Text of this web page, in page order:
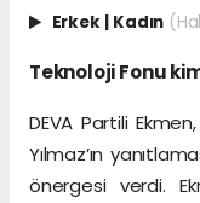
Erkek Kadın
Teknoloji Fonu
DEVA Partili
Yılmaz’ın
önergesi verdi.